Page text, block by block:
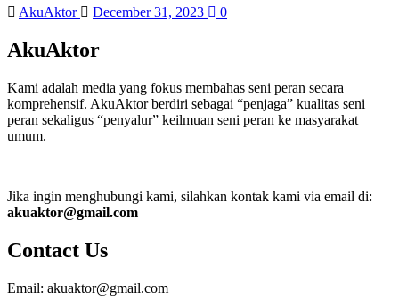
AkuAktor December 31, 2023 0
AkuAktor
Kami adalah media yang fokus membahas seni peran secara
komprehensif. AkuAktor berdiri sebagai “penjaga” kualitas seni
peran sekaligus “penyalur” keilmuan seni peran ke masyarakat
umum.
Jika ingin menghubungi kami, silahkan kontak kami via email di:
akuaktor@gmail.com
Contact Us
Email: akuaktor@gmail.com